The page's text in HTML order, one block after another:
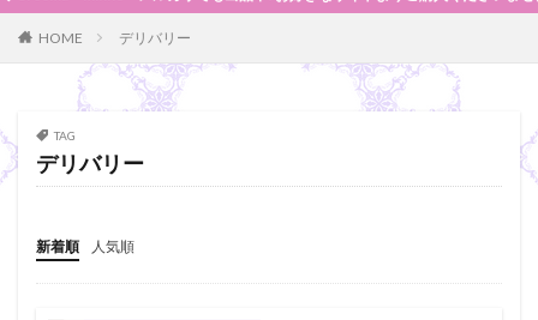
HOME デリバリー
TAG
デリバリー
新着順 人気順